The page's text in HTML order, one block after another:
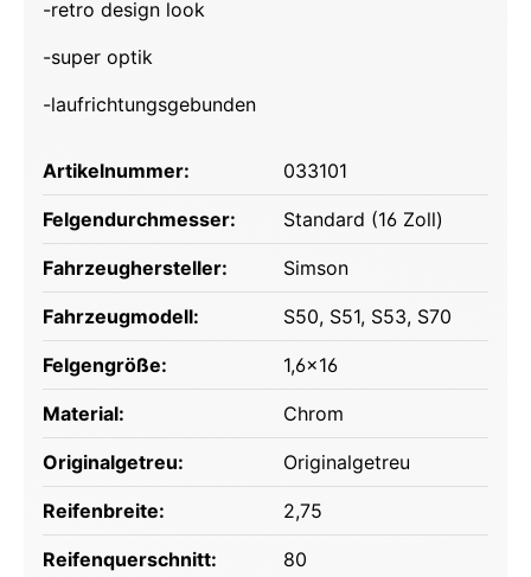
-retro design look
-super optik
-laufrichtungsgebunden
Artikelnummer: 033101
Felgendurchmesser: Standard (16 Zoll)
Fahrzeughersteller: Simson
Fahrzeugmodell: S50, S51, S53, S70
Felgengröße: 1,6x16
Material: Chrom
Originalgetreu: Originalgetreu
Reifenbreite: 2,75
Reifenquerschnitt: 80